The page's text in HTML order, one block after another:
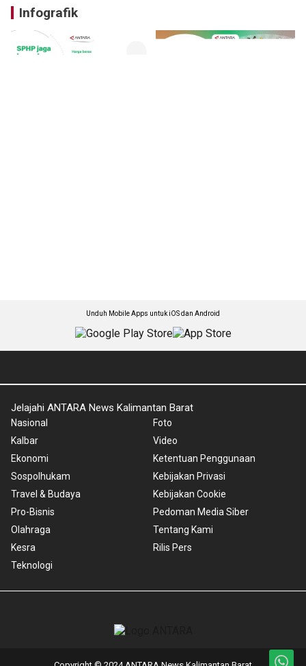
Infografik
Unduh Mobile Apps untuk iOS dan Android
Jelajahi ANTARA News Kalimantan Barat
Nasional
Kalbar
Ekonomi
Sospolhukam
Travel & Budaya
Pro-Bisnis
Olahraga
Kesra
Teknologi
Foto
Video
Ketentuan Penggunaan
Kebijakan Privasi
Kebijakan Cookie
Pedoman Media Siber
Tentang Kami
Rilis Pers